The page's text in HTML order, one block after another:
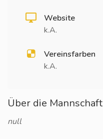
Website
k.A.
Vereinsfarben
k.A.
Über die Mannschaft
null